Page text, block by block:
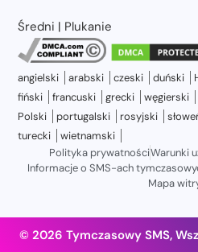
Średni | Plukanie
angielski arabski czeski duński
fiński
francuski grecki węgierski
Polski
portugalski rosyjski
turecki
wietnamski
Polityka prywatnościWarunki
Informacje o SMS-ach
Mapa
© 2026 Tymczasowy SMS,